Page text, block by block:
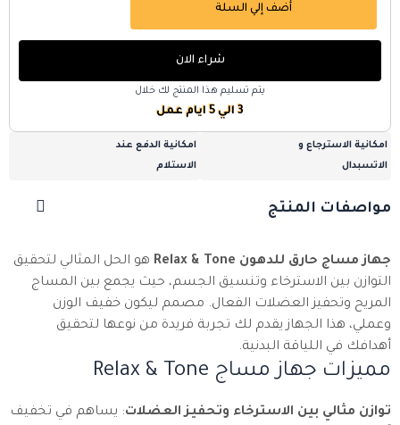
أضف إلي السلة
شراء الان
يتم تسليم هذا المنتج لك خلال
3 الي 5 ايام عمل
امكانية الاسترجاع و
الاتسبدال
امكانية الدفع عند
الاستلام
مواصفات المنتج
جهاز مساج حارق للدهون Relax & Tone
هو الحل المثالي لتحقيق
التوازن بين الاسترخاء وتنسيق الجسم، حيث يجمع بين المساج
المريح وتحفيز العضلات الفعال. مصمم ليكون خفيف الوزن
وعملي، هذا الجهاز يقدم لك تجربة فريدة من نوعها لتحقيق
أهدافك في اللياقة البدنية.
مميزات جهاز مساج Relax & Tone
توازن مثالي بين الاسترخاء وتحفيز العضلات: يساهم في تخفيف